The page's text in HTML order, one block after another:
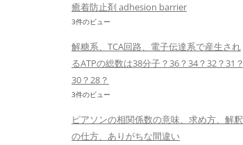
癒着防止剤 adhesion barrier
3件のビュー
解糖系、TCA回路、電子伝達系で産生され
るATPの総数は38分子？36？34？32？31？
30？28？
3件のビュー
ピアソンの相関係数の意味、求め方、解釈
の仕方、ありがちな間違い